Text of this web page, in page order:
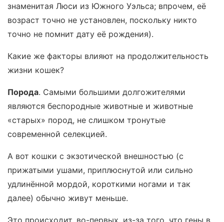
знаменитая Люси из Южного Уэльса; впрочем, её
возраст точно не установлен, поскольку никто
точно не помнит дату её рождения).
Какие же факторы влияют на продолжительность
жизни кошек?
Порода. Самыми большими долгожителями
являются беспородные животные и животные
«старых» пород, не слишком тронутые
современной селекцией.
А вот кошки с экзотической внешностью (с
прижатыми ушами, приплюснутой или сильно
удлинённой мордой, короткими ногами и так
далее) обычно живут меньше.
Это происходит, во-первых, из-за того, что гены в